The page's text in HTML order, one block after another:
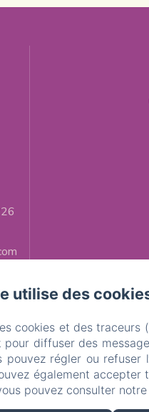
utilise des
cookies et des
pour diffuser des
pouvez régler ou
également
pouvez consulter notre